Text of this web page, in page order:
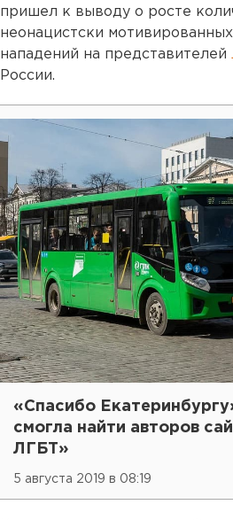
пришел к выводу о росте
неонацистски
нападений на представителей
России.
«Спасибо
смогла найти авторов
ЛГБТ»
5 августа 2019 в 08:19